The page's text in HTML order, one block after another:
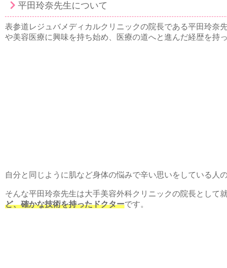
平田玲奈先生について
表参道レジュバメディカルクリニックの院長である平田玲奈
や美容医療に興味を持ち始め、医療の道へと進んだ経歴を持っ
自分と同じように肌など身体の悩みで辛い思いをしている人
そんな平田玲奈先生は大手美容外科クリニックの院長として
ど、確かな技術を持ったドクターです。